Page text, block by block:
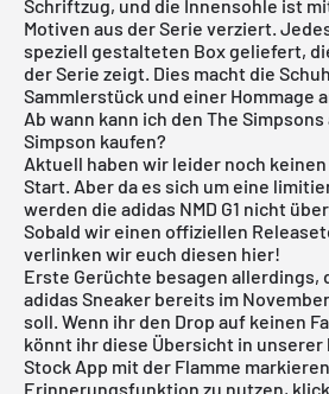
Schriftzug, und die Innensohle ist
Motiven aus der Serie verziert.
speziell gestalteten Box geliefert,
der Serie zeigt. Dies macht die
Sammlerstück und einer Hommage
Ab wann kann ich den The Simpsons
Simpson kaufen?
Aktuell haben wir leider noch
Start. Aber da es sich um eine
werden die adidas NMD G1 nicht
Sobald wir einen offiziellen
verlinken wir euch diesen hier!
Erste Gerüchte besagen allerdings,
adidas Sneaker bereits im
soll. Wenn ihr den Drop auf keinen
könnt ihr diese Übersicht in
Stock App mit der Flamme
Erinnerungsfunktion zu nutzen,